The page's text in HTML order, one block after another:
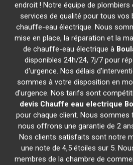
endroit ! Notre équipe de
services de qualité pour tous vos
chauffe-eau électrique. Nous
mise en place, la réparation et la
de chauffe-eau électrique à
disponibles 24h/24, 7j/7 pour
d'urgence. Nos délais
sommes à votre disposition en
d'urgence. Nos tarifs sont
devis Chauffe eau electrique
pour chaque client. Nous
nous offrons une garantie de 2
Nos clients satisfaits sont notre
une note de 4,5 étoiles sur 5.
membres de la chambre de